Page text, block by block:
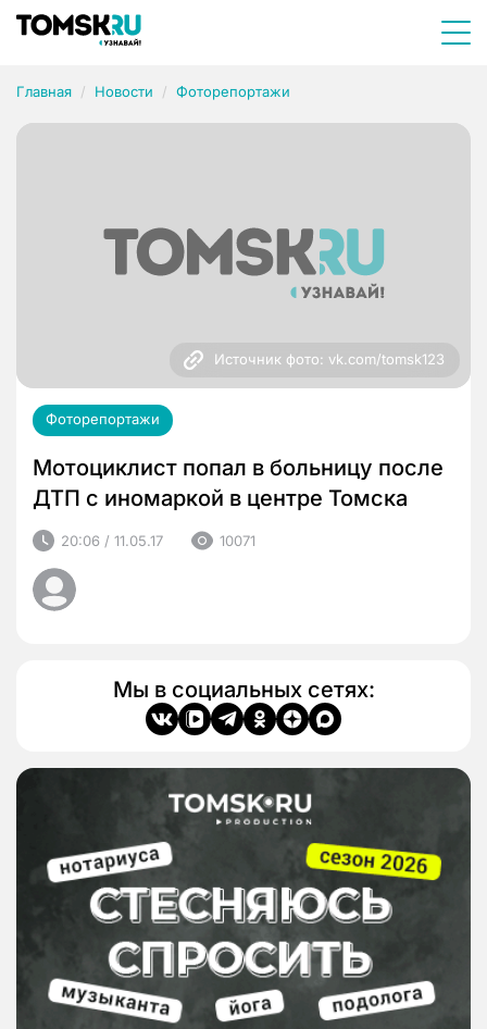
Главная Новости Фоторепортажи
Источник фото: vk.com/tomsk123
Фоторепортажи
Мотоциклист попал в больницу после
ДТП с иномаркой в центре Томска
20:06 / 11.05.17 10071
Мы в социальных сетях: